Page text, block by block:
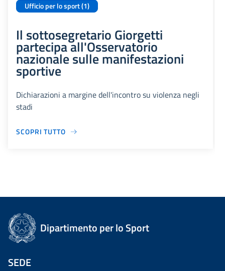
Ufficio per lo sport (1)
Il sottosegretario Giorgetti
partecipa all'Osservatorio
nazionale sulle manifestazioni
sportive
Dichiarazioni a margine dell'incontro su violenza negli
stadi
SCOPRI TUTTO
Dipartimento per lo Sport
SEDE